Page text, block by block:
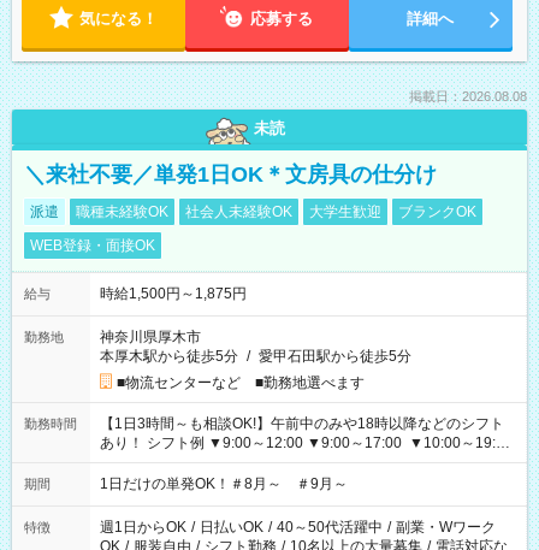
気になる！ 応募する 詳細へ
掲載日：2026.08.08
未読
＼来社不要／単発1日OK＊文房具の仕分け
派遣 職種未経験OK 社会人未経験OK 大学生歓迎
ブランクOK
WEB登録・面接OK
給与 時給1,500円～1,875円
勤務地
神奈川県厚木市
本厚木駅から徒歩5分 / 愛甲石田駅から徒歩5分
■物流センターなど ■勤務地選べます
勤務時間
【1日3時間～も相談OK!】午前中のみや18時以降などのシフト
あり！ シフト例 ▼9:00～12:00 ▼9:00～17:00 ▼10:00～19:00
▼18:00～21:00
期間 1日だけの単発OK！＃8月～ ＃9月～
特徴 週1日からOK / 日払いOK / 40～50代活躍中 / 副業・Wワーク
OK / 服装自由 / シフト勤務 / 10名以上の大量募集 / 電話対応な